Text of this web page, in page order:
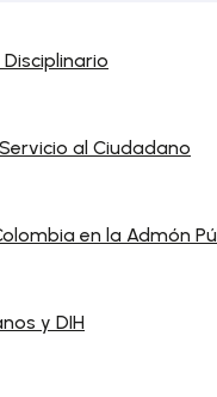
al Ciudadano
en la Admón
y DIH